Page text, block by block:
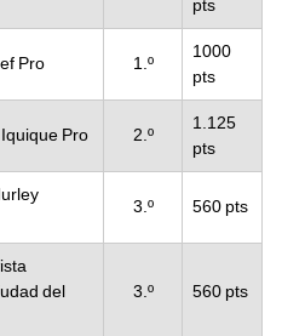
pts
Pro 1.º
1000
pts
Pro 2.º
1.125
pts
3.º 560 pts
del
3.º 560 pts